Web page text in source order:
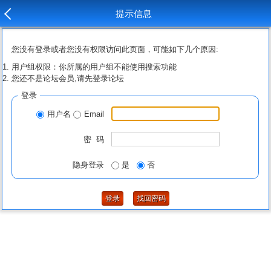
提示信息
您没有登录或者您没有权限访问此页面，可能如下几个原因:
用户组权限：你所属的用户组不能使用搜索功能
您还不是论坛会员,请先登录论坛
登录
用户名 Email
密 码
隐身登录 是 否